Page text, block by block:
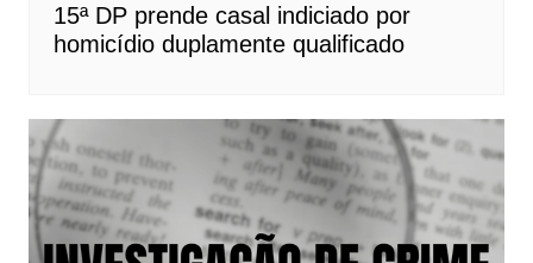
15ª DP prende casal indiciado por
homicídio duplamente qualificado